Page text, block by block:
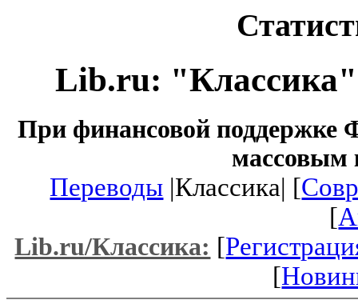
Lib.ru:
При финансовой поддержке
массовым
Переводы |Классика| [
[
Lib.ru/Классика: [
[